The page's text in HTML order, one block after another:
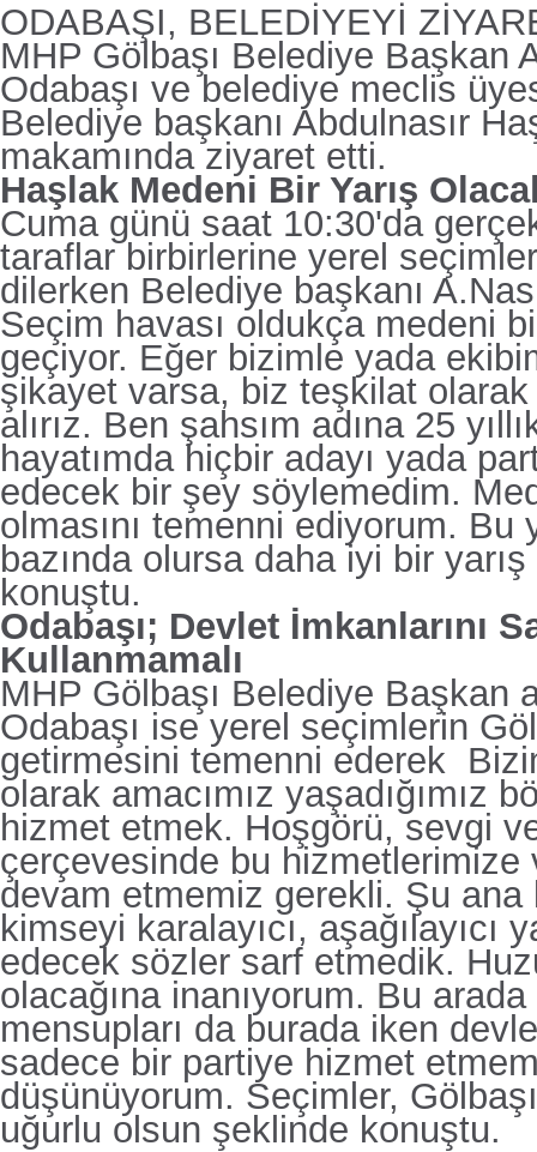
ODABAŞI, BELEDİYEYİ
MHP Gölbaşı Belediye Başkan
Odabaşı ve belediye meclis
Belediye başkanı Abdulnasır
makamında ziyaret etti.
Haşlak Medeni Bir Yarış
Cuma günü saat 10:30'da
taraflar birbirlerine yerel
dilerken Belediye başkanı
Seçim havası oldukça medeni
geçiyor. Eğer bizimle yada
şikayet varsa, biz teşkilat
alırız. Ben şahsım adına 25
hayatımda hiçbir adayı yada
edecek bir şey söylemedim.
olmasını temenni ediyorum. Bu
bazında olursa daha iyi bir yarış
konuştu.
Odabaşı; Devlet İmkanlarını
Kullanmamalı
MHP Gölbaşı Belediye Başkan
Odabaşı ise yerel seçimlerin
getirmesini temenni ederek 
olarak amacımız yaşadığımız
hizmet etmek. Hoşgörü, sevgi
çerçevesinde bu hizmetlerimize
devam etmemiz gerekli. Şu ana
kimseyi karalayıcı, aşağılayıcı
edecek sözler sarf etmedik.
olacağına inanıyorum. Bu arada
mensupları da burada iken
sadece bir partiye hizmet
düşünüyorum. Seçimler,
uğurlu olsun şeklinde konuştu.